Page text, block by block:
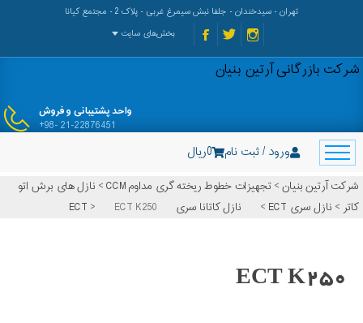
تهران - سیدخندان - جلفا نبش سیمرغ غربی - پلاک 2 - مجتمع کیانا
بخش‌های سایت
شرکت بازرگانی آرتین بنیان
واحد پشتیبانی و فروش
+98- 21-22876451
ورود / ثبت نام 0ریال
شرکت آرتین بنیان>تجهیزات خطوط ریخته گری مداوم CCM > نازل های برش اتو
کاتر> نازل سری ECT > نازل کاتانا سری ECT > ECT K250
ECT K250